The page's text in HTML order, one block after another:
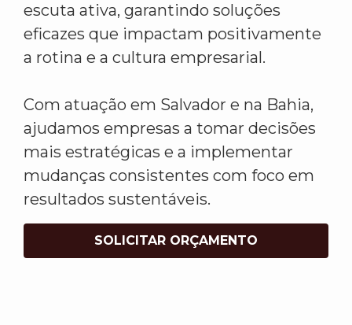
escuta ativa, garantindo soluções
eficazes que impactam positivamente
a rotina e a cultura empresarial.
Com atuação em Salvador e na Bahia,
ajudamos empresas a tomar decisões
mais estratégicas e a implementar
mudanças consistentes com foco em
resultados sustentáveis.
SOLICITAR ORÇAMENTO